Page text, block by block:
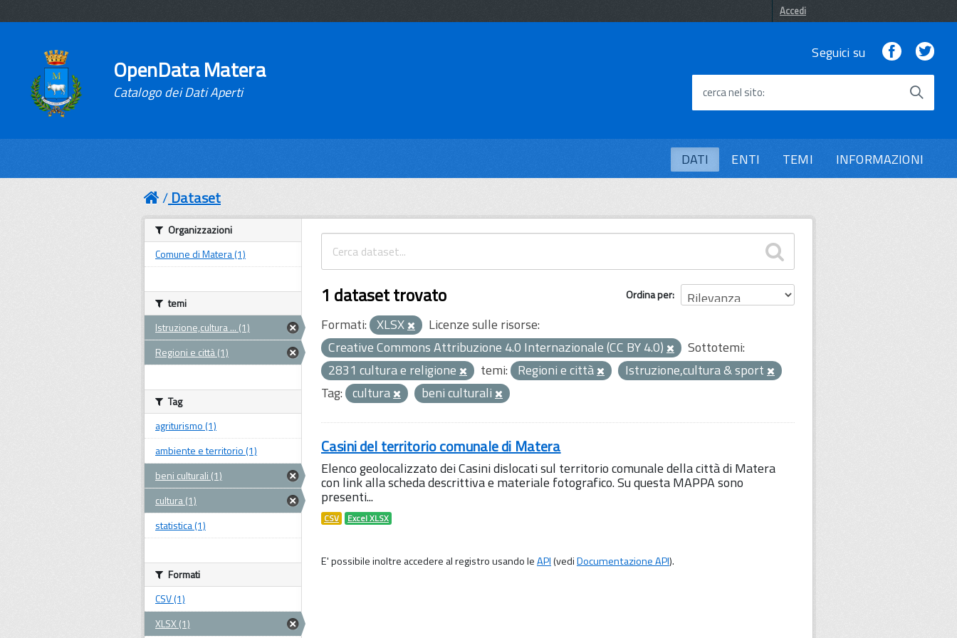
Accedi
OpenData Matera
Catalogo dei Dati Aperti
Seguici su Facebook
cerca nel sito
DATI ENTI TEMI INFORMAZIONI
Dataset
Ordina per
1 dataset trovato
Formati: XLSX
Licenze sulle risorse:
Creative Commons Attribuzione 4.0 Internazionale (CC BY 4.0)
Sottotemi:
2831 cultura e religione
temi: Regioni e città
Istruzione,cultura & sport
Tag: cultura beni culturali
Casini del territorio comunale di Matera
Elenco geolocalizzato dei Casini dislocati sul territorio comunale della città di Matera
con link alla scheda descrittiva e materiale fotografico. Su questa MAPPA sono
presenti...
CSV Excel XLSX
E' possibile inoltre accedere al registro usando leAPI(vediDocumentazione API).
Organizzazioni
Comune di Matera (1)
temi
Istruzione,cultura ... (1)
Regioni e città (1)
Tag
agriturismo (1)
ambiente e territorio (1)
beni culturali (1)
cultura (1)
statistica (1)
Formati
CSV (1)
XLSX (1)